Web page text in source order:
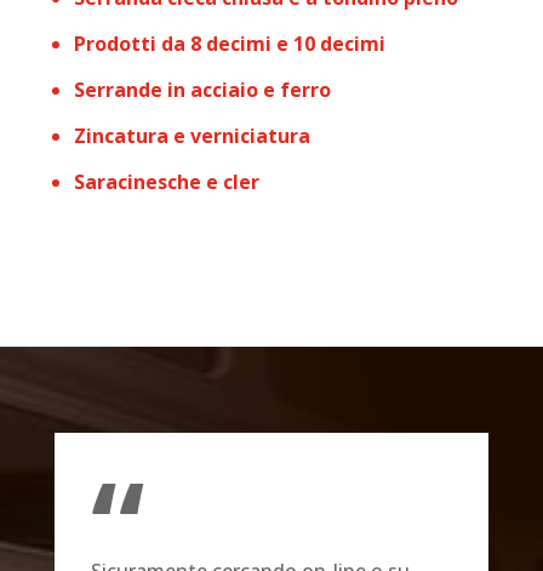
Prodotti da 8 decimi e 10 decimi
Serrande in acciaio e ferro
Zincatura e verniciatura
Saracinesche e cler
“